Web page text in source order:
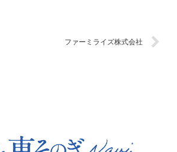
ファーミライズ株式会社